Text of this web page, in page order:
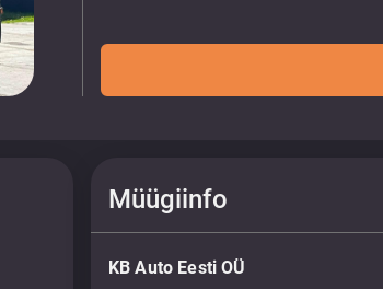
Müügiinfo
KB Auto Eesti OÜ